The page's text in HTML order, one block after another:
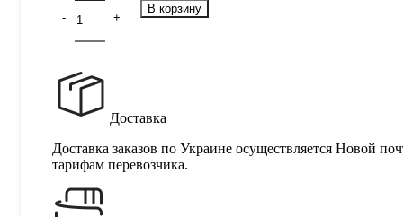
В корзину
Доставка
Доставка заказов по Украине осуществляется Новой
тарифам перевозчика.